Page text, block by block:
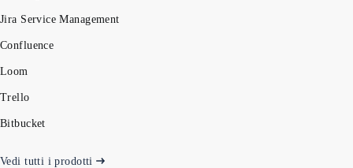
Jira Service Management
Confluence
Loom
Trello
Bitbucket
Vedi tutti i prodotti